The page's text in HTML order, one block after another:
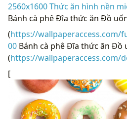
2560x1600 Thức ăn hình nền
Bánh cà phê Đĩa thức ăn Đồ
(https://wallpaperaccess.com/
00 Bánh cà phê Đĩa thức ăn Đồ
(https://wallpaperaccess.com/
[